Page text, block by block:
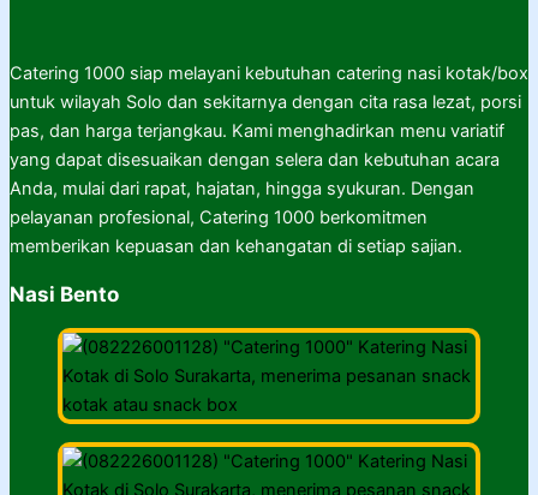
Catering 1000 siap melayani kebutuhan catering nasi kotak/box
untuk wilayah Solo dan sekitarnya dengan cita rasa lezat, porsi
pas, dan harga terjangkau. Kami menghadirkan menu variatif
yang dapat disesuaikan dengan selera dan kebutuhan acara
Anda, mulai dari rapat, hajatan, hingga syukuran. Dengan
pelayanan profesional, Catering 1000 berkomitmen
memberikan kepuasan dan kehangatan di setiap sajian.
Nasi Bento